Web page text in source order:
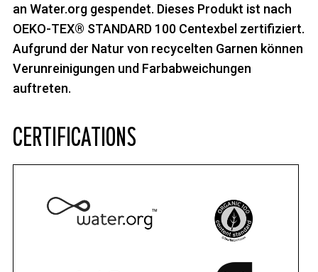
an Water.org gespendet. Dieses Produkt ist nach
OEKO-TEX® STANDARD 100 Centexbel zertifiziert.
Aufgrund der Natur von recycelten Garnen können
Verunreinigungen und Farbabweichungen
auftreten.
CERTIFICATIONS